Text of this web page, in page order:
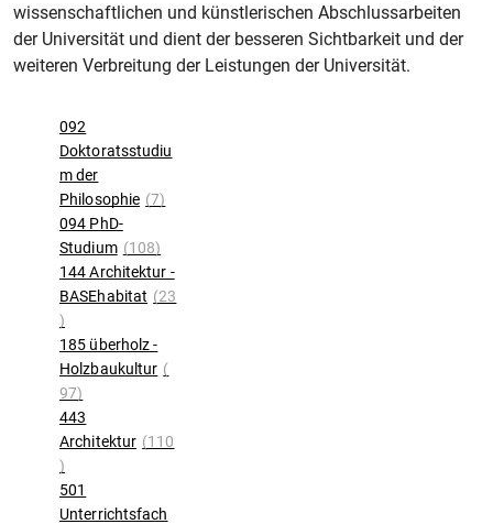
wissenschaftlichen und künstlerischen Abschlussarbeiten
der Universität und dient der besseren Sichtbarkeit und der
weiteren Verbreitung der Leistungen der Universität.
092
Doktoratsstudiu
m der
Philosophie (7)
094 PhD-
Studium (108)
144 Architektur -
BASEhabitat (23
)
185 überholz -
Holzbaukultur (
97)
443
Architektur (110
)
501
Unterrichtsfach